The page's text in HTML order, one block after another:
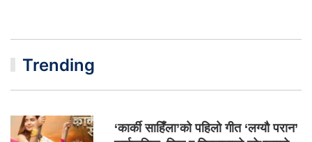
Trending
‘कार्की साहिँला’को पहिलो गीत ‘लग्यौ परान’